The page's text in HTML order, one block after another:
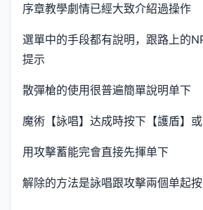
序章教學劇情已經大致介紹過操作
選單中的手段都有說明，跟路上的
提示
散彈槍的使用很普遍簡單說明单下
魔術【詠唱】达成時按下【護盾】
用攻擊蓄能完會直接先揮单下
解除的方法是詠唱跟攻擊兩個单起按